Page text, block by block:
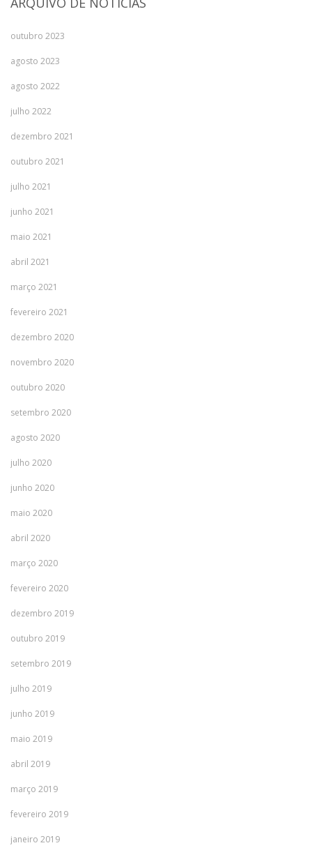
outubro 2023
agosto 2023
agosto 2022
julho 2022
dezembro 2021
outubro 2021
julho 2021
junho 2021
maio 2021
abril 2021
março 2021
fevereiro 2021
dezembro 2020
novembro 2020
outubro 2020
setembro 2020
agosto 2020
julho 2020
junho 2020
maio 2020
abril 2020
março 2020
fevereiro 2020
dezembro 2019
outubro 2019
setembro 2019
julho 2019
junho 2019
maio 2019
abril 2019
março 2019
fevereiro 2019
janeiro 2019